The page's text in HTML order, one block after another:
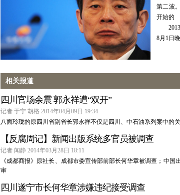
第二波
开始的
2013
8月1日
相关报道
四川官场余震 郭永祥遭“双开”
记者 于宁 胡格 2014年04月09日 19:34
八面玲珑的原四川省副省长郭永祥不仅是四川、中石油系列案中的
【反腐周记】新闻出版系统多官员被调查
记者 闻静 2014年03月28日 18:11
《成都商报》原社长、成都市委宣传部前部长何华章被调查；中
审
四川遂宁市长何华章涉嫌违纪接受调查